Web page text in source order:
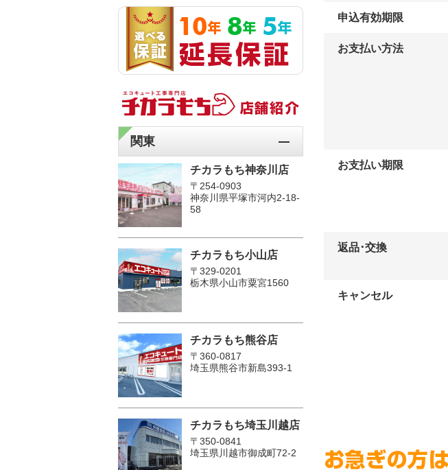
申込有効期限
お支払い方法
お支払い期限
返品･交換
キャンセル
関東
チカラもち神奈川店
〒254-0903
神奈川県平塚市河内2-18-
58
チカラもち小山店
〒329-0201
栃木県小山市粟宮1560
チカラもち熊谷店
〒360-0817
埼玉県熊谷市新島393-1
チカラもち埼玉川越店
〒350-0841
埼玉県川越市御成町72-2